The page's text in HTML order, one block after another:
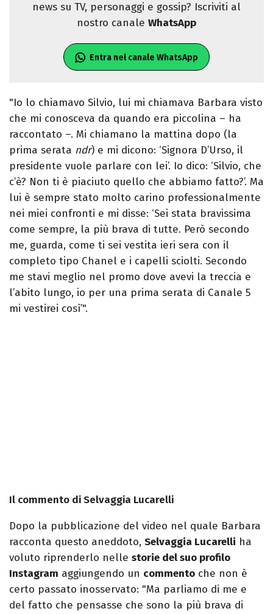
news su TV, personaggi e gossip? Iscriviti al
nostro canale WhatsApp
Entra nel canale WhatsApp
"Io lo chiamavo Silvio, lui mi chiamava Barbara visto
che mi conosceva da quando era piccolina – ha
raccontato –. Mi chiamano la mattina dopo (la
prima serata ndr) e mi dicono: ‘Signora D’Urso, il
presidente vuole parlare con lei’. Io dico: ‘Silvio, che
c’è? Non ti è piaciuto quello che abbiamo fatto?’. Ma
lui è sempre stato molto carino professionalmente
nei miei confronti e mi disse: ‘Sei stata bravissima
come sempre, la più brava di tutte. Però secondo
me, guarda, come ti sei vestita ieri sera con il
completo tipo Chanel e i capelli sciolti. Secondo
me stavi meglio nel promo dove avevi la treccia e
l’abito lungo, io per una prima serata di Canale 5
mi vestirei così’".
Il commento di Selvaggia Lucarelli
Dopo la pubblicazione del video nel quale Barbara
racconta questo aneddoto, Selvaggia Lucarelli ha
voluto riprenderlo nelle storie del suo profilo
Instagram aggiungendo un commento che non è
certo passato inosservato: "Ma parliamo di me e
del fatto che pensasse che sono la più brava di